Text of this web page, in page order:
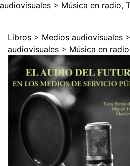
audiovisuales > Música en radio,
Libros > Medios audiovisuales >
audiovisuales > Música en